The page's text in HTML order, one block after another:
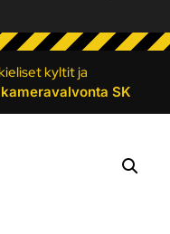
kyltit ja
SK